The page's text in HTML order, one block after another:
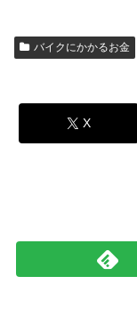
バイクにかかるお金
X